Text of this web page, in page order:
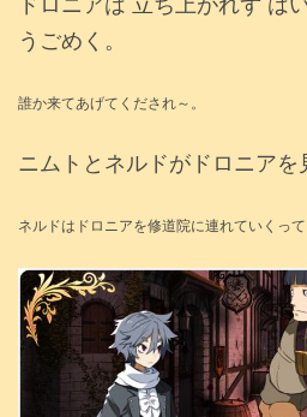
うごめく。
誰か来てあげてくだされ～。
ニムトとネルドがドロニアを
ネルドはドロニアを修道院に連れていくって